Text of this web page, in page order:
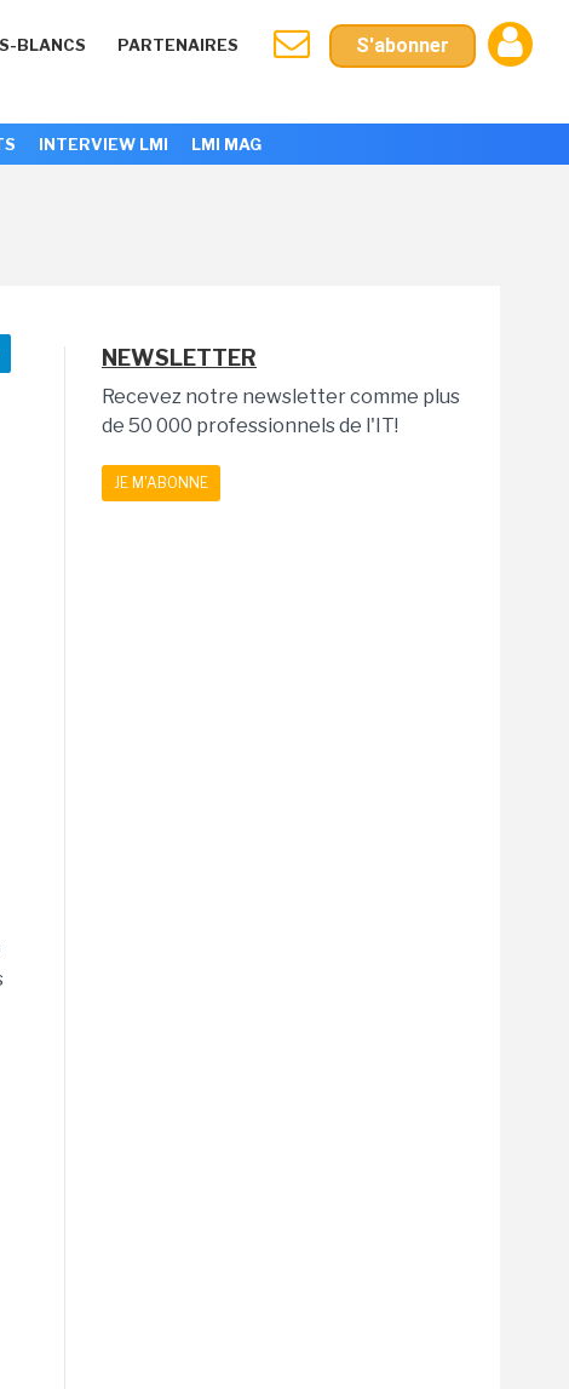
BLANCS PARTENAIRES S'abonner
INTERVIEW LMI LMI MAG
NEWSLETTER
Recevez notre newsletter comme plus
de 50 000 professionnels de l'IT!
JE M'ABONNE